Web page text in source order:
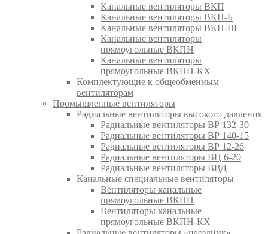
Канальные вентиляторы ВКП
Канальные вентиляторы ВКП-Б
Канальные вентиляторы ВКП-Ш
Канальные вентиляторы
прямоугольные ВКПН
Канальные вентиляторы
прямоугольные ВКПН-КХ
Комплектующие к общеобменным
вентиляторам
Промышленные вентиляторы
Радиальные вентиляторы высокого давления
Радиальные вентиляторы ВР 132-30
Радиальные вентиляторы ВР 140-15
Радиальные вентиляторы ВР 12-26
Радиальные вентиляторы ВЦ 6-20
Радиальные вентиляторы ВВД
Канальные специальные вентиляторы
Вентиляторы канальные
прямоугольные ВКПН
Вентиляторы канальные
прямоугольные ВКПН-КХ